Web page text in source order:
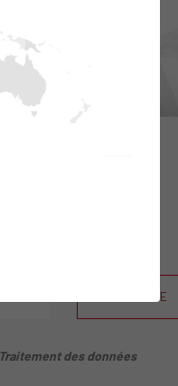
S'INSCRIRE
Traitement des données